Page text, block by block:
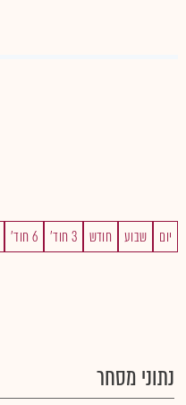
יום שבוע חודש 3 חוד' 6 חוד'
נתוני מסחר